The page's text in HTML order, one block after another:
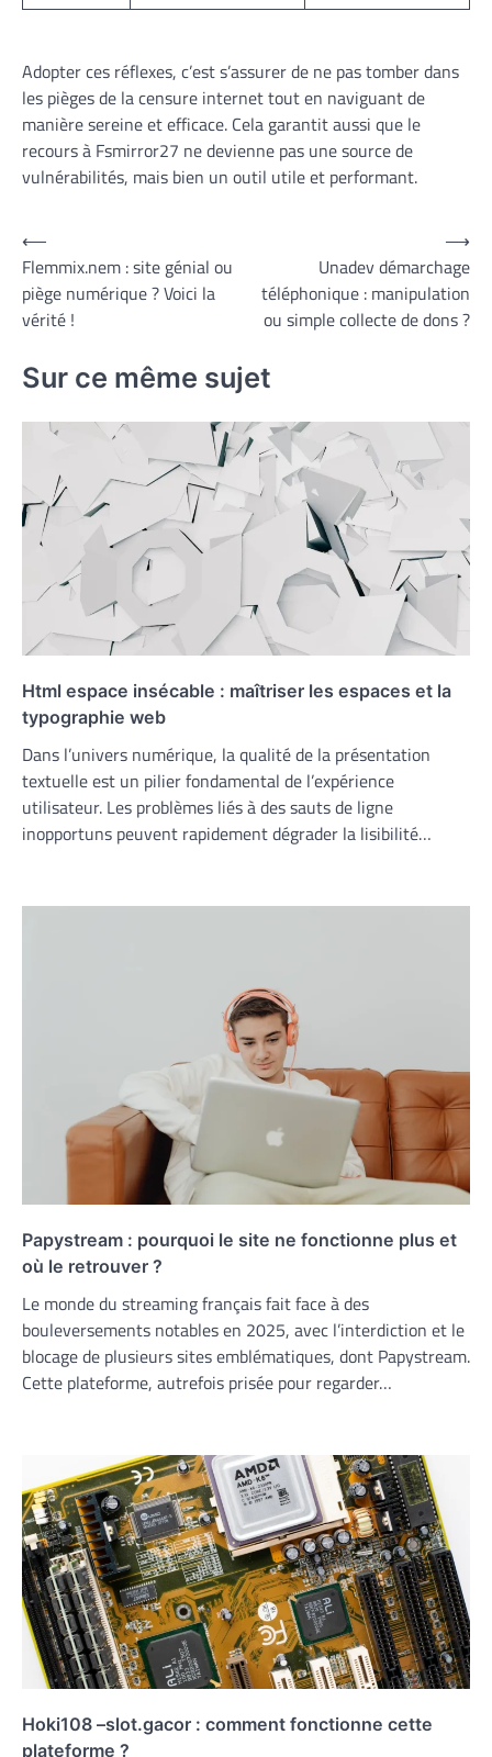
Adopter ces réflexes, c’est s’assurer de ne pas tomber dans
les pièges de la censure internet tout en naviguant de
manière sereine et efficace. Cela garantit aussi que le
recours à Fsmirror27 ne devienne pas une source de
vulnérabilités, mais bien un outil utile et performant.
Navigation
de
l’article
⟵
Flemmix.nem : site génial ou
piège numérique ? Voici la
vérité !
Unadev démarchage
téléphonique : manipulation
ou simple collecte de dons ?
⟶
Sur ce même sujet
Html espace insécable : maîtriser les espaces et la
typographie web
Dans l’univers numérique, la qualité de la présentation
textuelle est un pilier fondamental de l’expérience
utilisateur. Les problèmes liés à des sauts de ligne
inopportuns peuvent rapidement dégrader la lisibilité…
Papystream : pourquoi le site ne fonctionne plus et
où le retrouver ?
Le monde du streaming français fait face à des
bouleversements notables en 2025, avec l’interdiction et le
blocage de plusieurs sites emblématiques, dont Papystream.
Cette plateforme, autrefois prisée pour regarder…
Hoki108 –slot.gacor : comment fonctionne cette
plateforme ?